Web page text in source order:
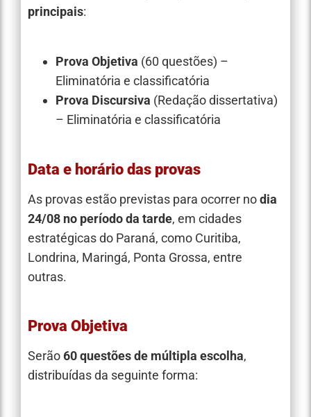
principais:
Prova Objetiva (60 questões) –
Eliminatória e classificatória
Prova Discursiva (Redação dissertativa)
– Eliminatória e classificatória
Data e horário das provas
As provas estão previstas para ocorrer nodia
24/08 no período da tarde, em cidades
estratégicas do Paraná, como Curitiba,
Londrina, Maringá, Ponta Grossa, entre
outras.
Prova Objetiva
Serão60 questões de múltipla escolha,
distribuídas da seguinte forma: